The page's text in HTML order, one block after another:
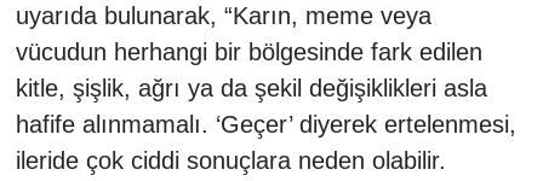
uyarıda bulunarak, “Karın, meme veya
vücudun herhangi bir bölgesinde fark edilen
kitle, şişlik, ağrı ya da şekil değişiklikleri asla
hafife alınmamalı. ‘Geçer’ diyerek ertelenmesi,
ileride çok ciddi sonuçlara neden olabilir.